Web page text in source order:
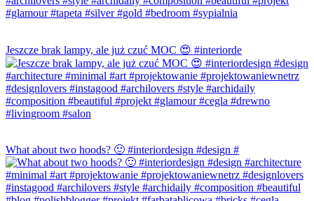
Jeszcze brak lampy, ale już czuć MOC 😍 #interiorde
What about two hoods? 🙂 #interiordesign #design #